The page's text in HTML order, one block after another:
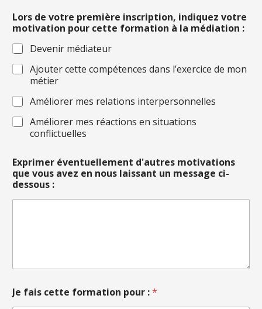
Lors de votre première inscription, indiquez votre
motivation pour cette formation à la médiation :
Devenir médiateur
Ajouter cette compétences dans l’exercice de mon
métier
Améliorer mes relations interpersonnelles
Améliorer mes réactions en situations
conflictuelles
Exprimer éventuellement d'autres motivations
que vous avez en nous laissant un message ci-
dessous :
Je fais cette formation pour :*